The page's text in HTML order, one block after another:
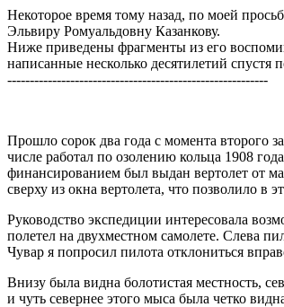
Некоторое время тому назад, по моей
Эльвиру Ромуальдовну Казанкову.
Ниже приведены фрагменты из его
написанные несколько десятилетий
----------------------------------------------------------
Прошло сорок два года с момента второго
числе работал по озолению кольца 1908
финансированием был выдан вертолет от
сверху из окна вертолета, что позволило в
Руководство экспедиции интересовала
полетел на двухместном самолете. Слева
Чувар я попросил пилота отклониться
Внизу была видна болотистая местность,
и чуть севернее этого мыса была четко